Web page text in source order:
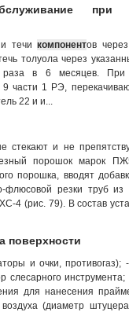
при
течи компонентов
толуола через
раза в 6 месяцев. При
9 части 1 РЭ,
22 и и...
стекают и не
порошок марок
порошка, вводят
резки труб из
4 (рис. 79). В состав
поверхности
и очки, противогаз);
слесарного
для нанесения
воздуха (диаметр